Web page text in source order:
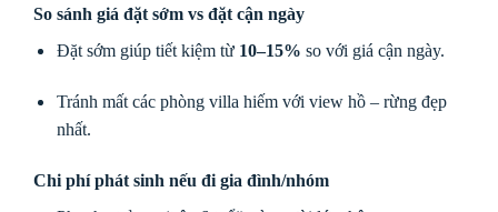
So sánh giá đặt sớm vs đặt cận ngày
Đặt sớm giúp tiết kiệm từ 10–15% so với giá cận ngày.
Tránh mất các phòng villa hiếm với view hồ – rừng đẹp
nhất.
Chi phí phát sinh nếu đi gia đình/nhóm